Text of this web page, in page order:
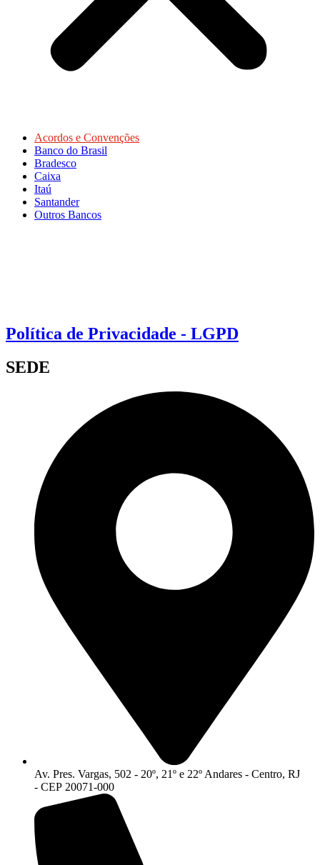
Acordos e Convenções
Banco do Brasil
Bradesco
Caixa
Itaú
Santander
Outros Bancos
Política de Privacidade - LGPD
SEDE
Av. Pres. Vargas, 502 - 20º, 21º e 22º Andares - Centro, RJ
- CEP 20071-000